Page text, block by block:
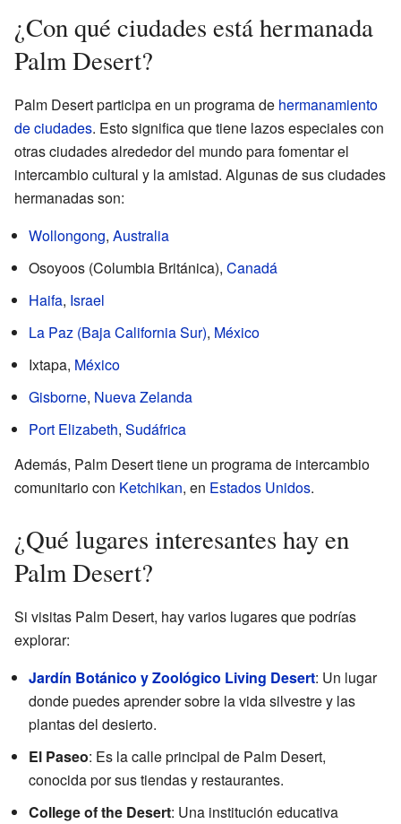
¿Con qué ciudades está hermanada
Palm Desert?
Palm Desert participa en un programa de hermanamiento
de ciudades. Esto significa que tiene lazos especiales con
otras ciudades alrededor del mundo para fomentar el
intercambio cultural y la amistad. Algunas de sus ciudades
hermanadas son:
Wollongong, Australia
Osoyoos (Columbia Británica), Canadá
Haifa, Israel
La Paz (Baja California Sur), México
Ixtapa, México
Gisborne, Nueva Zelanda
Port Elizabeth, Sudáfrica
Además, Palm Desert tiene un programa de intercambio
comunitario con Ketchikan, en Estados Unidos.
¿Qué lugares interesantes hay en
Palm Desert?
Si visitas Palm Desert, hay varios lugares que podrías
explorar:
Jardín Botánico y Zoológico Living Desert: Un lugar
donde puedes aprender sobre la vida silvestre y las
plantas del desierto.
El Paseo: Es la calle principal de Palm Desert,
conocida por sus tiendas y restaurantes.
College of the Desert: Una institución educativa